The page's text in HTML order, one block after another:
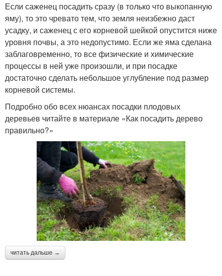
Если саженец посадить сразу (в только что выкопанную
яму), то это чревато тем, что земля неизбежно даст
усадку, и саженец с его корневой шейкой опустится ниже
уровня почвы, а это недопустимо. Если же яма сделана
заблаговременно, то все физические и химические
процессы в ней уже произошли, и при посадке
достаточно сделать небольшое углубление под размер
корневой системы.
Подробно обо всех нюансах посадки плодовых
деревьев читайте в материале «Как посадить дерево
правильно?»
читать дальше →